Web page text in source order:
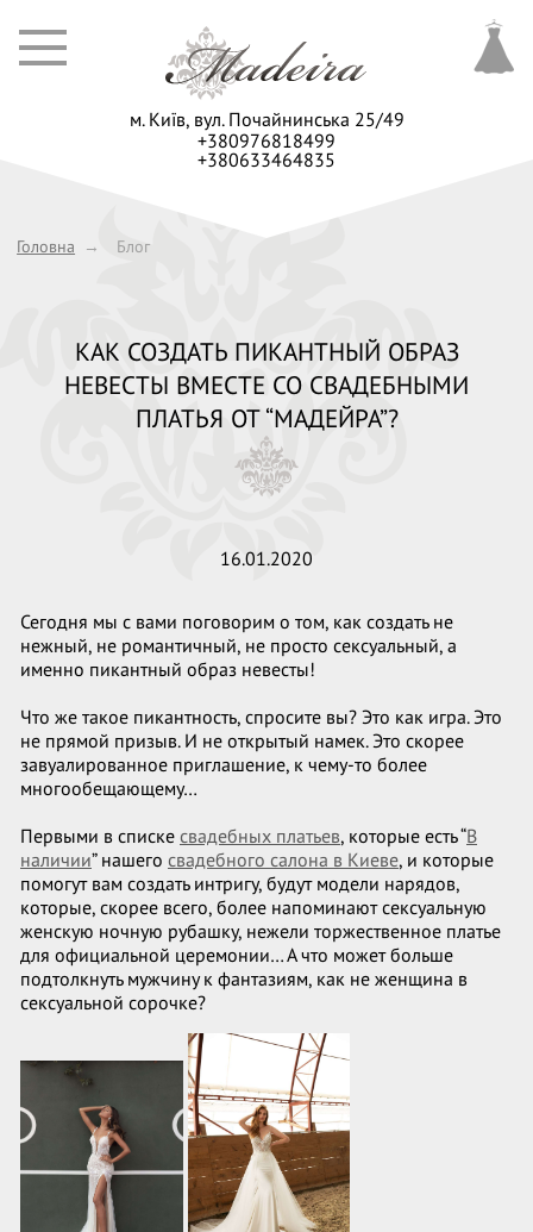
+380976818499
+380633464835
м. Київ, вул. Почайнинська 25/49
Головна → Блог
КАК СОЗДАТЬ ПИКАНТНЫЙ ОБРАЗ
НЕВЕСТЫ ВМЕСТЕ СО СВАДЕБНЫМИ
ПЛАТЬЯ ОТ “МАДЕЙРА”?
16.01.2020
Сегодня мы с вами поговорим о том, как создать не
нежный, не романтичный, не просто сексуальный, а
именно пикантный образ невесты!
Что же такое пикантность, спросите вы? Это как игра. Это
не прямой призыв. И не открытый намек. Это скорее
завуалированное приглашение, к чему-то более
многообещающему…
Первыми в списке свадебных платьев, которые есть “В
наличии” нашего свадебного салона в Киеве, и которые
помогут вам создать интригу, будут модели нарядов,
которые, скорее всего, более напоминают сексуальную
женскую ночную рубашку, нежели торжественное платье
для официальной церемонии… А что может больше
подтолкнуть мужчину к фантазиям, как не женщина в
сексуальной сорочке?